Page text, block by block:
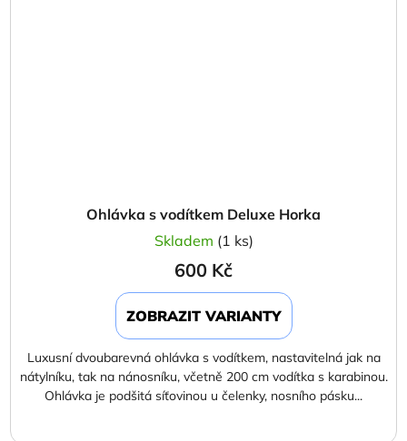
Ohlávka s vodítkem Deluxe Horka
Skladem (1 ks)
600 Kč
ZOBRAZIT VARIANTY
Luxusní dvoubarevná ohlávka s vodítkem, nastavitelná jak na
nátylníku, tak na nánosníku, včetně 200 cm vodítka s karabinou.
Ohlávka je podšitá síťovinou u čelenky, nosního pásku...